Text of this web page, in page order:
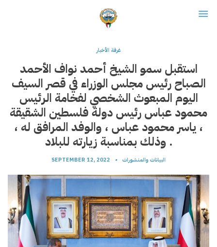
غرفة الأخبار
استقبل سمو الشيخ أحمد نواف الأحمد
الصباح رئيس مجلس الوزراء في قصر السيف
اليوم المبعوث الشخصي لفخامة الرئيس
محمود عباس رئيس دولة فلسطين الشقيقة
، ياسر محمود عباس ، والوفد المرافق له ،
وذلك بمناسبة زيارته للبلاد .
SEPTEMBER 12, 2022 • البيانات والمنشورات